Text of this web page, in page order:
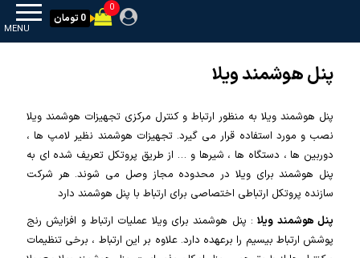
MENU
0
0 تومان
پنل هوشمند ویلا
پنل هوشمند ویلا به منظور ارتباط و کنترل مرکزی تجهیزات هوشمند ویلا
نصب و مورد استفاده قرار می گیرد. تجهیزات هوشمند نظیر لامپ ها ،
دوربین ها ، دستگاه ها ، شیرها و … از طریق پروتکل تعریف شده ای به
پنل هوشمند برای ویلا در محدوده مجاز وصل می شوند. هر شرکت
سازنده پروتکل ارتباطی اختصاصی برای ارتباط با پنل هوشمند دارد
پنل هوشمند ویلا: پنل هوشمند برای ویلا عملیات ارتباط و افزایش رنج
پوشش ارتباط بیسیم را برعهده دارد. علاوه بر این ارتباط ، برخی تنظیمات